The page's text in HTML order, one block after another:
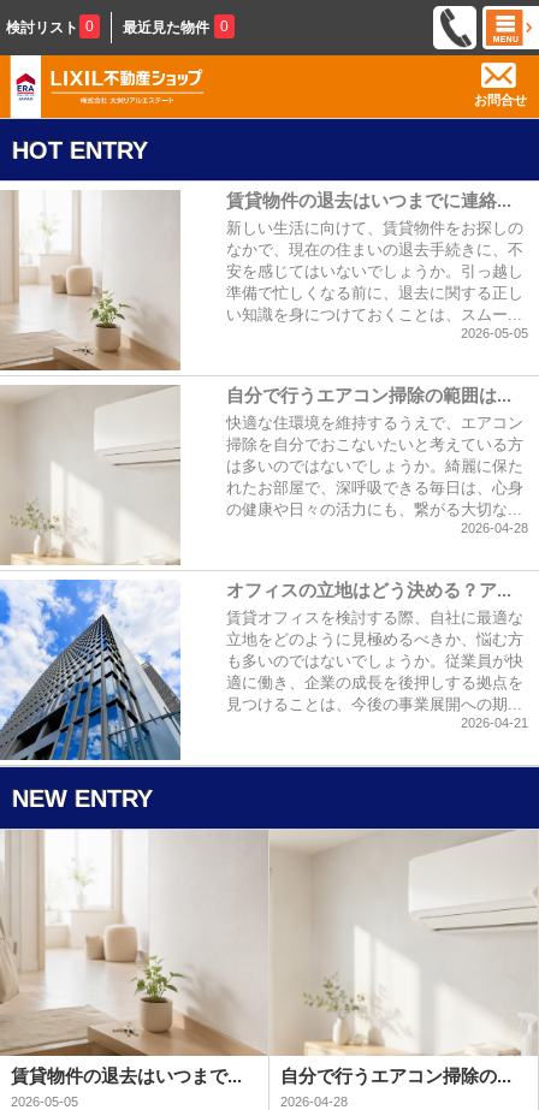
検討リスト 0 最近見た物件 0
お問合せ
HOT ENTRY
賃貸物件の退去はいつまでに連絡...
新しい生活に向けて、賃貸物件をお探しの
なかで、現在の住まいの退去手続きに、不
安を感じてはいないでしょうか。引っ越し
準備で忙しくなる前に、退去に関する正し
い知識を身につけておくことは、スムー...
2026-05-05
自分で行うエアコン掃除の範囲は...
快適な住環境を維持するうえで、エアコン
掃除を自分でおこないたいと考えている方
は多いのではないでしょうか。綺麗に保た
れたお部屋で、深呼吸できる毎日は、心身
の健康や日々の活力にも、繋がる大切な...
2026-04-28
オフィスの立地はどう決める？ア...
賃貸オフィスを検討する際、自社に最適な
立地をどのように見極めるべきか、悩む方
も多いのではないでしょうか。従業員が快
適に働き、企業の成長を後押しする拠点を
見つけることは、今後の事業展開への期...
2026-04-21
NEW ENTRY
賃貸物件の退去はいつまで...
2026-05-05
自分で行うエアコン掃除の...
2026-04-28